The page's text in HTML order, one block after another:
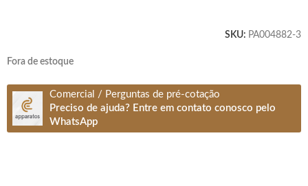
SKU: PA004882-3
Fora de estoque
Comercial / Perguntas de pré-cotação
Preciso de ajuda? Entre em contato conosco pelo
WhatsApp